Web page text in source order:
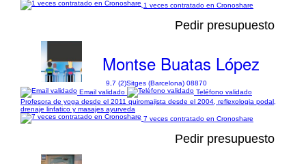
1 veces contratado en Cronoshare
Pedir presupuesto
Montse Buatas López
9,7 (2)Sitges (Barcelona) 08870
Email validado
Teléfono validado
Profesora de yoga desde el 2011 quiromajista desde el 2004, reflexologia podal,
drenaje linfatico y masajes ayurveda
7 veces contratado en Cronoshare
Pedir presupuesto